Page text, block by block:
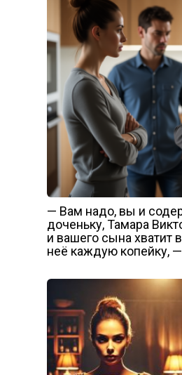
— Вам надо, вы и
доченьку, Тамара
и вашего сына хватит
неё каждую копейку,